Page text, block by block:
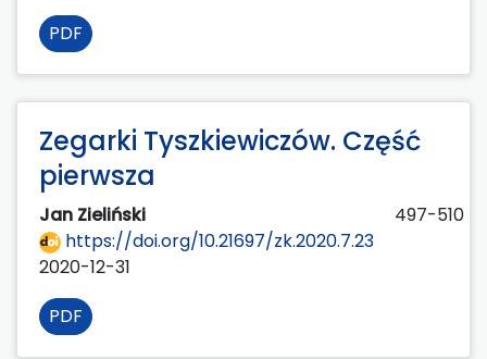
PDF
Zegarki Tyszkiewiczów. Część
pierwsza
Jan Zieliński
497-510
https://doi.org/10.21697/zk.2020.7.23
2020-12-31
PDF